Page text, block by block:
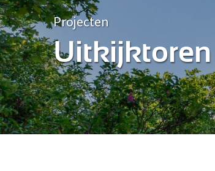
Projecten